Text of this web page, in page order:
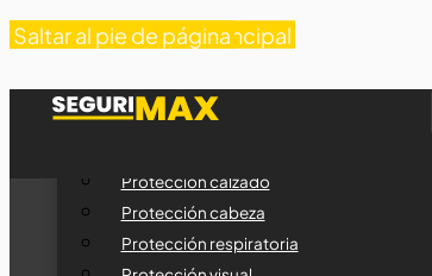
Saltar al contenido principal
Saltar al pie de página
Protección calzado
Protección cabeza
Protección respiratoria